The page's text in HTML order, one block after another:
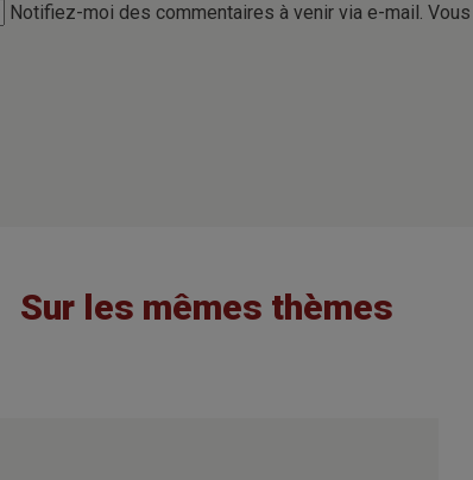
Notifiez-moi des commentaires à venir via e-mail.
Sur les mêmes thèmes